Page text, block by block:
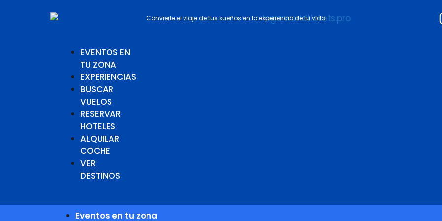
Convierte el viaje de tus sueños en la experiencia de tu vida
EVENTOS EN
TU ZONA
EXPERIENCIAS
BUSCAR
VUELOS
RESERVAR
HOTELES
ALQUILAR
COCHE
VER
DESTINOS
Eventos en tu zona